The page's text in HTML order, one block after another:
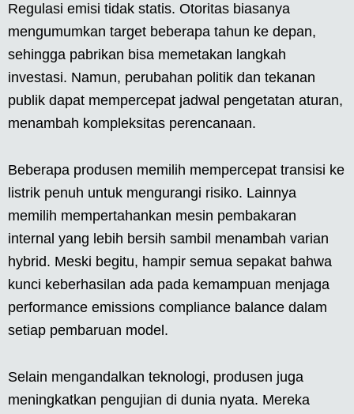
Regulasi emisi tidak statis. Otoritas biasanya
mengumumkan target beberapa tahun ke depan,
sehingga pabrikan bisa memetakan langkah
investasi. Namun, perubahan politik dan tekanan
publik dapat mempercepat jadwal pengetatan aturan,
menambah kompleksitas perencanaan.
Beberapa produsen memilih mempercepat transisi ke
listrik penuh untuk mengurangi risiko. Lainnya
memilih mempertahankan mesin pembakaran
internal yang lebih bersih sambil menambah varian
hybrid. Meski begitu, hampir semua sepakat bahwa
kunci keberhasilan ada pada kemampuan menjaga
performance emissions compliance balance dalam
setiap pembaruan model.
Selain mengandalkan teknologi, produsen juga
meningkatkan pengujian di dunia nyata. Mereka